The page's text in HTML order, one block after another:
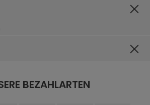
BEZAHLARTEN